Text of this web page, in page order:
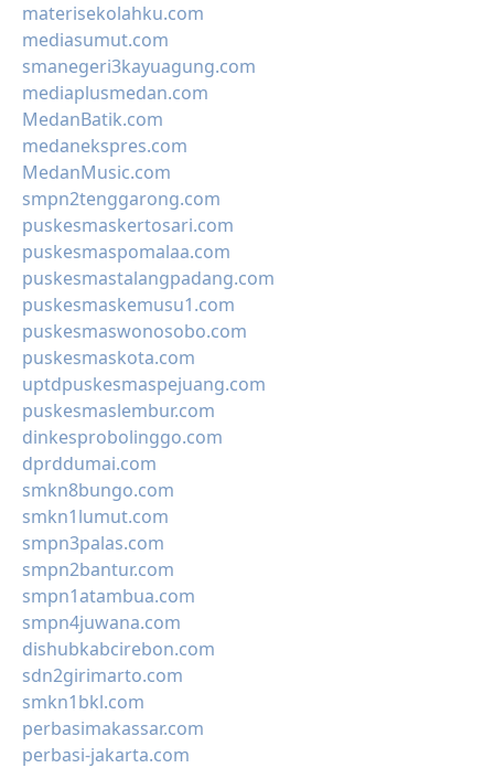
materisekolahku.com
mediasumut.com
smanegeri3kayuagung.com
mediaplusmedan.com
MedanBatik.com
medanekspres.com
MedanMusic.com
smpn2tenggarong.com
puskesmaskertosari.com
puskesmaspomalaa.com
puskesmastalangpadang.com
puskesmaskemusu1.com
puskesmaswonosobo.com
puskesmaskota.com
uptdpuskesmaspejuang.com
puskesmaslembur.com
dinkesprobolinggo.com
dprddumai.com
smkn8bungo.com
smkn1lumut.com
smpn3palas.com
smpn2bantur.com
smpn1atambua.com
smpn4juwana.com
dishubkabcirebon.com
sdn2girimarto.com
smkn1bkl.com
perbasimakassar.com
perbasi-jakarta.com